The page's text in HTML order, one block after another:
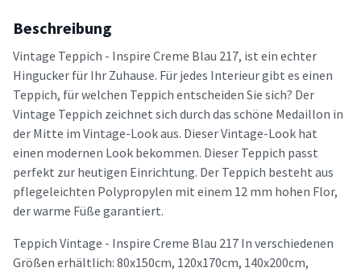
Beschreibung
Vintage Teppich - Inspire Creme Blau 217, ist ein echter
Hingucker für Ihr Zuhause. Für jedes Interieur gibt es einen
Teppich, für welchen Teppich entscheiden Sie sich? Der
Vintage Teppich zeichnet sich durch das schöne Medaillon in
der Mitte im Vintage-Look aus. Dieser Vintage-Look hat
einen modernen Look bekommen. Dieser Teppich passt
perfekt zur heutigen Einrichtung. Der Teppich besteht aus
pflegeleichten Polypropylen mit einem 12 mm hohen Flor,
der warme Füße garantiert.
Teppich Vintage - Inspire Creme Blau 217 In verschiedenen
Größen erhältlich: 80x150cm, 120x170cm, 140x200cm,